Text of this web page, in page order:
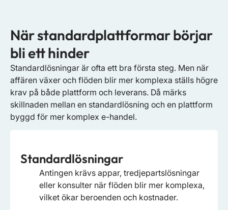
När standardplattformar börjar
bli ett hinder
Standardlösningar är ofta ett bra första steg. Men när
affären växer och flöden blir mer komplexa ställs högre
krav på både plattform och leverans. Då märks
skillnaden mellan en standardlösning och en plattform
byggd för mer komplex e-handel.
Standardlösningar
Antingen krävs appar, tredjepartslösningar
eller konsulter när flöden blir mer komplexa,
vilket ökar beroenden och kostnader.